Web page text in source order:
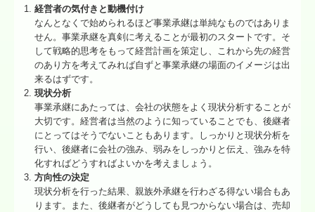
経営者の気付きと動機付け
なんとなくで始められるほど事業承継は単純なものではありま
せん。事業承継を真剣に考えることが最初のスタートです。そ
して戦略的思考をもって経営計画を策定し、これから先の経営
のあり方を考えてみれば自ずと事業承継の場面のイメージは出
来るはずです。
現状分析
事業承継にあたっては、会社の状態をよく現状分析することが
大切です。経営者は当然のように知っていることでも、後継者
にとってはそうでないこともあります。しっかりと現状分析を
行い、後継者に会社の強み、弱みをしっかりと伝え、強みを特
化すればどうすればよいかを考えましょう。
方向性の決定
現状分析を行った結果、親族外承継を行わざる得ない場合もあ
ります。また、後継者がどうしても見つからない場合は、売却